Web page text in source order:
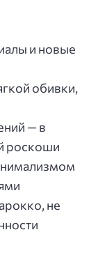
и новые
обивки,
— в
роскоши
не